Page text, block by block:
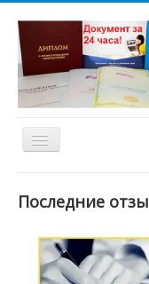
Toggle
Navigation
Последние